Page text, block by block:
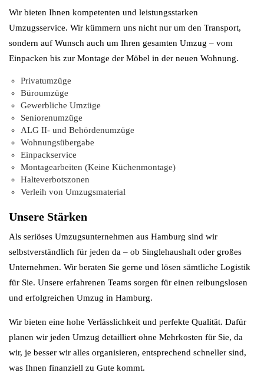
Wir bieten Ihnen kompetenten und leistungsstarken
Umzugsservice. Wir kümmern uns nicht nur um den Transport,
sondern auf Wunsch auch um Ihren gesamten Umzug – vom
Einpacken bis zur Montage der Möbel in der neuen Wohnung.
Privatumzüge
Büroumzüge
Gewerbliche Umzüge
Seniorenumzüge
ALG II- und Behördenumzüge
Wohnungsübergabe
Einpackservice
Montagearbeiten (Keine Küchenmontage)
Halteverbotszonen
Verleih von Umzugsmaterial
Unsere Stärken
Als seriöses Umzugsunternehmen aus Hamburg sind wir
selbstverständlich für jeden da – ob Singlehaushalt oder großes
Unternehmen. Wir beraten Sie gerne und lösen sämtliche Logistik
für Sie. Unsere erfahrenen Teams sorgen für einen reibungslosen
und erfolgreichen Umzug in Hamburg.
Wir bieten eine hohe Verlässlichkeit und perfekte Qualität. Dafür
planen wir jeden Umzug detailliert ohne Mehrkosten für Sie, da
wir, je besser wir alles organisieren, entsprechend schneller sind,
was Ihnen finanziell zu Gute kommt.